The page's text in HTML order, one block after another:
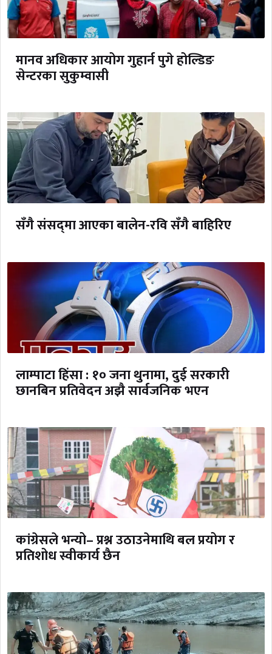
मानव अधिकार आयोग गुहार्न पुगे होल्डिङ
सेन्टरका सुकुम्वासी
सँगै संसद्‌मा आएका बालेन-रवि सँगै बाहिरिए
लाम्पाटा हिंसा : १० जना थुनामा, दुई सरकारी
छानबिन प्रतिवेदन अझै सार्वजनिक भएन
कांग्रेसले भन्यो– प्रश्न उठाउनेमाथि बल प्रयोग र
प्रतिशोध स्वीकार्य छैन